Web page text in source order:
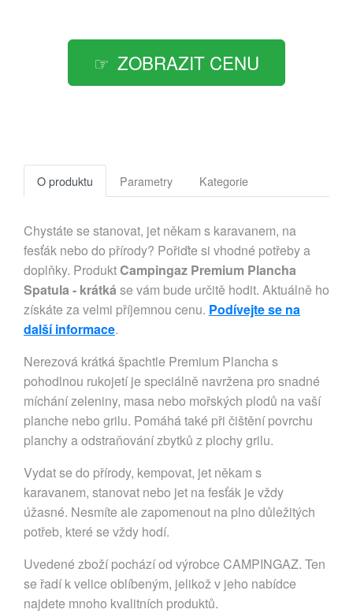
ZOBRAZIT CENU
O produktu Parametry Kategorie
Chystáte se stanovat, jet někam s karavanem, na
fesťák nebo do přírody? Pořiďte si vhodné potřeby a
doplňky. ProduktCampingaz Premium Plancha
Spatula - krátká se vám bude určitě hodit. Aktuálně ho
získáte za velmi příjemnou cenu. Podívejte se na
další informace.
Nerezová krátká špachtle Premium Plancha s
pohodlnou rukojetí je speciálně navržena pro snadné
míchání zeleniny, masa nebo mořských plodů na vaší
planche nebo grilu. Pomáhá také při čištění povrchu
planchy a odstraňování zbytků z plochy grilu.
Vydat se do přírody, kempovat, jet někam s
karavanem, stanovat nebo jet na fesťák je vždy
úžasné. Nesmíte ale zapomenout na plno důležitých
potřeb, které se vždy hodí.
Uvedené zboží pochází od výrobce CAMPINGAZ. Ten
se řadí k velice oblíbeným, jelikož v jeho nabídce
najdete mnoho kvalitních produktů.